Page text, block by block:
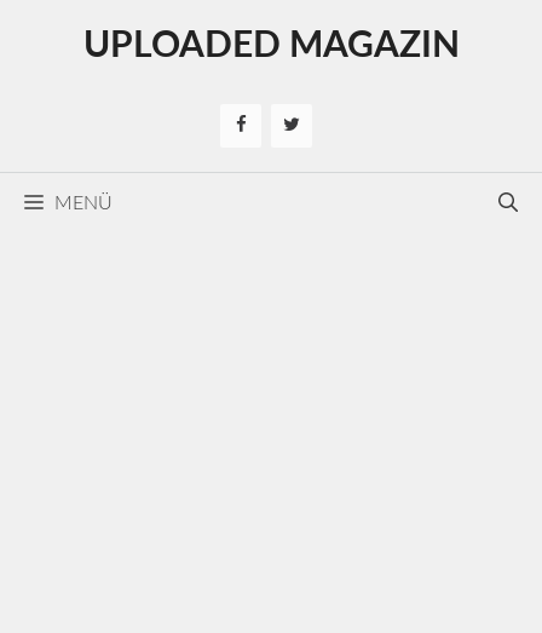
UPLOADED MAGAZIN
MENÜ